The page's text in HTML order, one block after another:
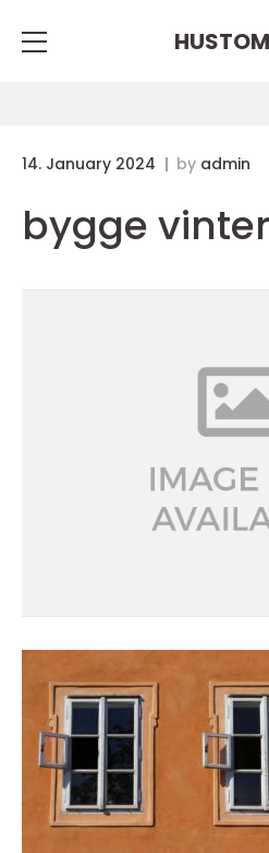
14. January 2024 by admin
bygge